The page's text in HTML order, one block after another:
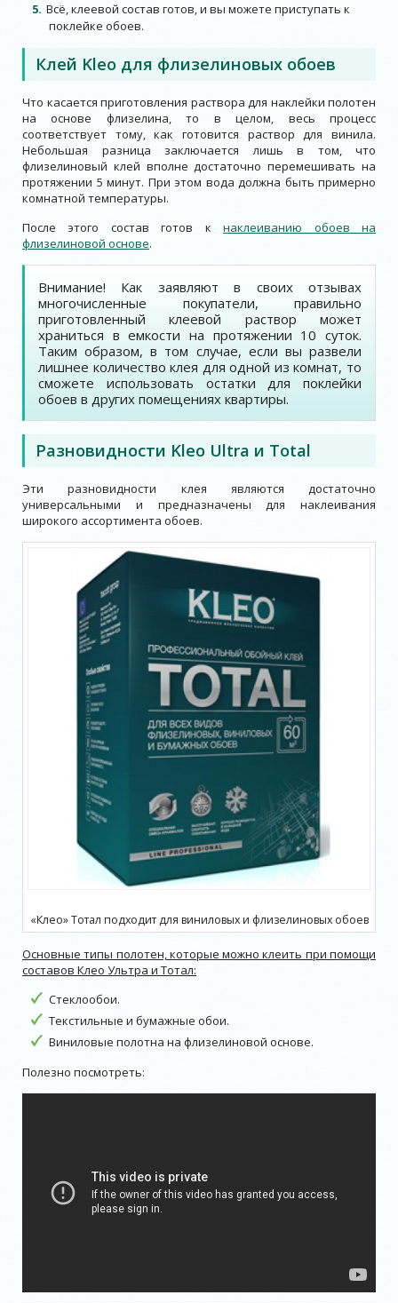
Всё, клеевой состав готов, и вы можете приступать к
поклейке обоев.
Клей Kleo для флизелиновых обоев
Что касается приготовления раствора для наклейки полотен
на основе флизелина, то в целом, весь процесс
соответствует тому, как готовится раствор для винила.
Небольшая разница заключается лишь в том, что
флизелиновый клей вполне достаточно перемешивать на
протяжении 5 минут. При этом вода должна быть примерно
комнатной температуры.
После этого состав готов кнаклеиванию обоев на
флизелиновой основе.
Внимание! Как заявляют в своих отзывах
многочисленные покупатели, правильно
приготовленный клеевой раствор может
храниться в емкости на протяжении 10 суток.
Таким образом, в том случае, если вы развели
лишнее количество клея для одной из комнат, то
сможете использовать остатки для поклейки
обоев в других помещениях квартиры.
Разновидности Kleo Ultra и Total
Эти разновидности клея являются достаточно
универсальными и предназначены для наклеивания
широкого ассортимента обоев.
«Клео» Тотал подходит для виниловых и флизелиновых обоев
Основные типы полотен, которые можно клеить при помощи
составов Клео Ультра и Тотал:
Стеклообои.
Текстильные и бумажные обои.
Виниловые полотна на флизелиновой основе.
Полезно посмотреть: